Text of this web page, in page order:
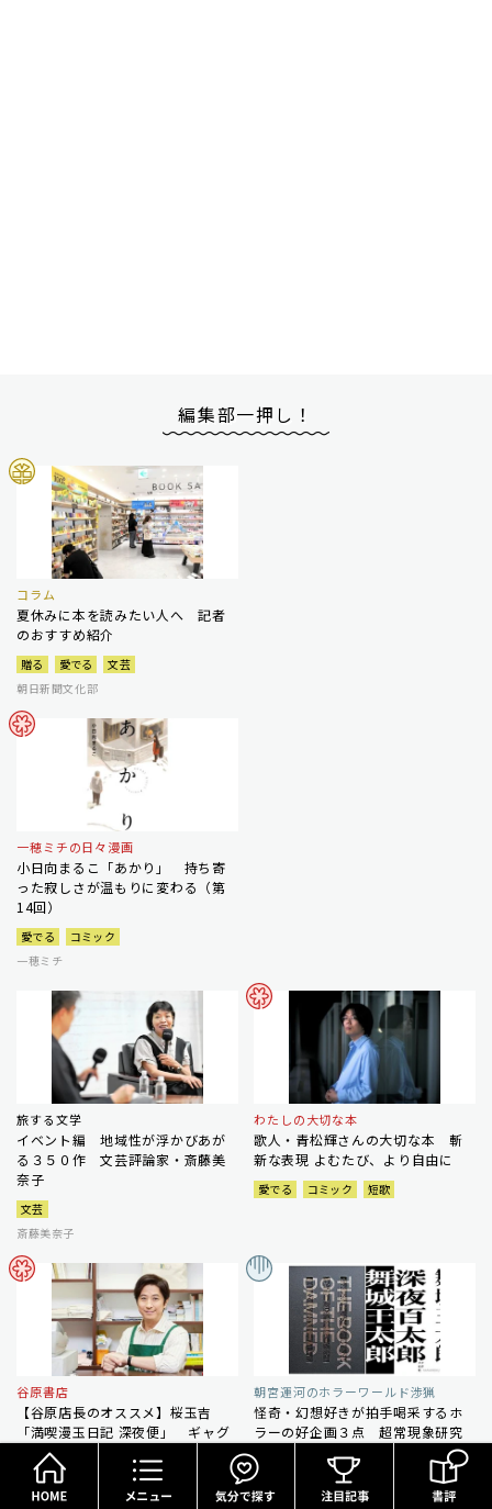
編集部一押し！
コラム
夏休みに本を読みたい人へ 記者
のおすすめ紹介
贈る 愛でる
文芸
朝日新聞文化部
一穂ミチの日々漫画
小日向まるこ「あかり」 持ち寄
った寂しさが温もりに変わる（第
14回）
愛でる
コミック
一穂ミチ
旅する文学
イベント編 地域性が浮かびあが
る３５０作 文芸評論家・斎藤美
奈子
文芸
斎藤美奈子
わたしの大切な本
歌人・青松輝さんの大切な本 斬
新な表現 よむたび、より自由に
愛でる コミック 短歌
谷原書店
【谷原店長のオススメ】桜玉吉
「満喫漫玉日記 深夜便」 ギャグ
漫画家としての苦悩経た中年の日
常に共感
愛でる 東日本大震災
朝宮運河のホラーワールド渉猟
怪奇・幻想好きが拍手喝采するホ
ラーの好企画３点 超常現象研究
のバイブルから舞城版百物語まで
ホラー
朝宮運河